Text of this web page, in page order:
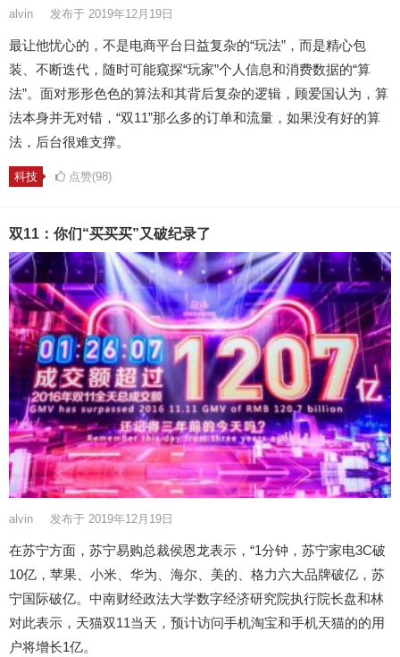
alvin 发布于 2019年12月19日
最让他忧心的，不是电商平台日益复杂的“玩法”，而是精心包
装、不断迭代，随时可能窥探“玩家”个人信息和消费数据的“算
法”。面对形形色色的算法和其背后复杂的逻辑，顾爱国认为，算
法本身并无对错，“双11”那么多的订单和流量，如果没有好的算
法，后台很难支撑。
科技 点赞(98)
双11：你们“买买买”又破纪录了
alvin 发布于 2019年12月19日
在苏宁方面，苏宁易购总裁侯恩龙表示，“1分钟，苏宁家电3C破
10亿，苹果、小米、华为、海尔、美的、格力六大品牌破亿，苏
宁国际破亿。中南财经政法大学数字经济研究院执行院长盘和林
对此表示，天猫双11当天，预计访问手机淘宝和手机天猫的的用
户将增长1亿。